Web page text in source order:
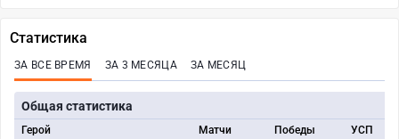
Статистика
ЗА ВСЕ ВРЕМЯ ЗА 3 МЕСЯЦА ЗА МЕСЯЦ
Общая статистика
Герой Матчи Победы УСП